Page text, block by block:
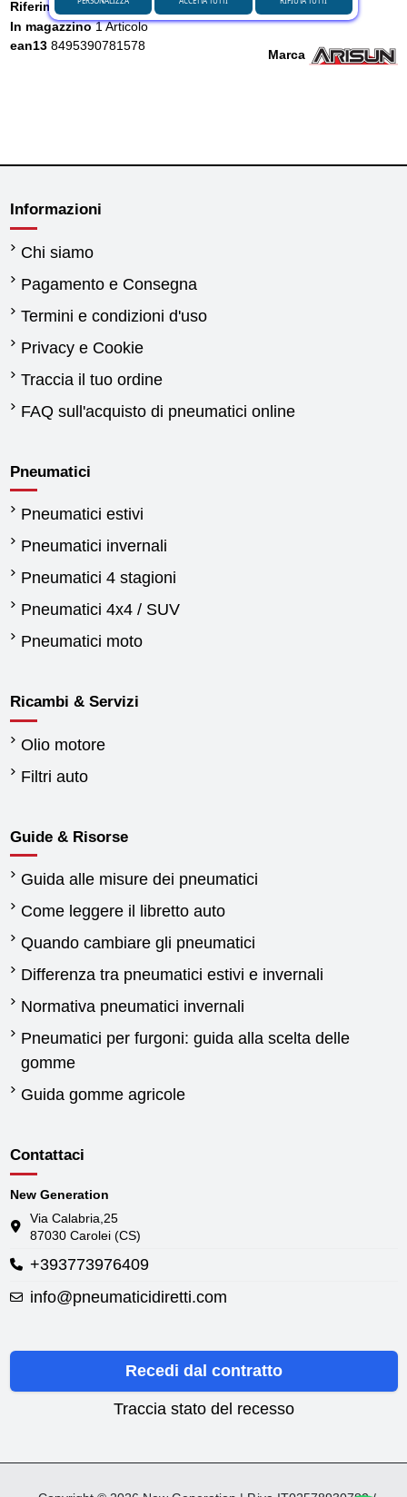
Marca
Riferimento R13301
In magazzino 1 Articolo
ean13 8495390781578
Informazioni
Chi siamo
Pagamento e Consegna
Termini e condizioni d'uso
Privacy e Cookie
Traccia il tuo ordine
FAQ sull'acquisto di pneumatici online
Pneumatici
Pneumatici estivi
Pneumatici invernali
Pneumatici 4 stagioni
Pneumatici 4x4 / SUV
Pneumatici moto
Ricambi & Servizi
Olio motore
Filtri auto
Guide & Risorse
Guida alle misure dei pneumatici
Come leggere il libretto auto
Quando cambiare gli pneumatici
Differenza tra pneumatici estivi e invernali
Normativa pneumatici invernali
Pneumatici per furgoni: guida alla scelta delle
gomme
Guida gomme agricole
Contattaci
New Generation
Via Calabria,25
87030 Carolei (CS)
+393773976409
info@pneumaticidiretti.com
Recedi dal contratto
Traccia stato del recesso